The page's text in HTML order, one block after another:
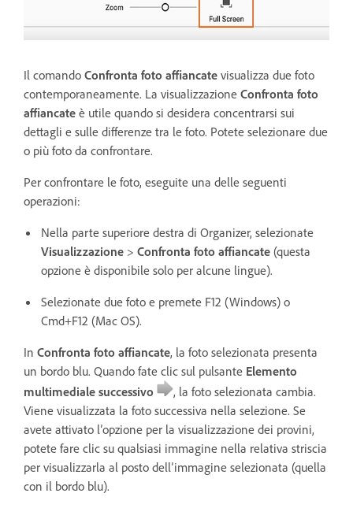
Il comando Confronta foto affiancate visualizza due foto
contemporaneamente. La visualizzazione Confronta foto
affiancate è utile quando si desidera concentrarsi sui
dettagli e sulle differenze tra le foto. Potete selezionare due
o più foto da confrontare.
Per confrontare le foto, eseguite una delle seguenti
operazioni:
Nella parte superiore destra di Organizer, selezionate
Visualizzazione > Confronta foto affiancate (questa
opzione è disponibile solo per alcune lingue).
Selezionate due foto e premete F12 (Windows) o
Cmd+F12 (Mac OS).
In Confronta foto affiancate, la foto selezionata presenta
un bordo blu. Quando fate clic sul pulsante Elemento
multimediale successivo
, la foto selezionata cambia.
Viene visualizzata la foto successiva nella selezione. Se
avete attivato l’opzione per la visualizzazione dei provini,
potete fare clic su qualsiasi immagine nella relativa striscia
per visualizzarla al posto dell’immagine selezionata (quella
con il bordo blu).